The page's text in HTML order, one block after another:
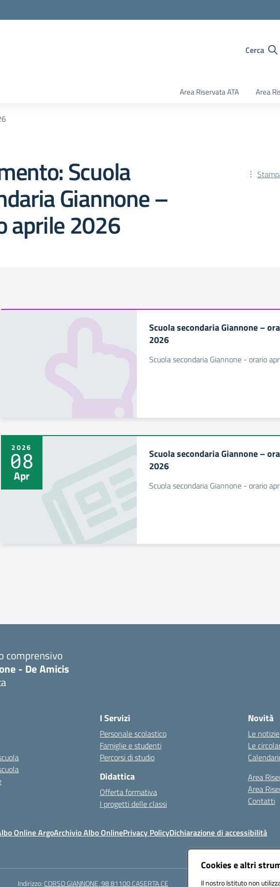
Cookies e altri
Il nostro Istituto non
Cerca
Area Riservata ATA Area
Scuola
Giannone –
aprile 2026
Scuola secondaria Giannone –
2026
Scuola secondaria Giannone - orario
2026
08
Apr
Scuola secondaria Giannone –
2026
Scuola secondaria Giannone - orario
comprensivo
- De Amicis
I Servizi
Personale scolastico
Famiglie e studenti
Percorsi di studio
Didattica
Offerta formativa
I progetti delle classi
Novità
Le notizie
Le
Area
Area
Contatti
Online ArgoArchivio Albo OnlinePrivacy PolicyDichiarazione di accessibilità
Indirizzo: CORSO GIANNONE, 98 81100 CASERTA CE